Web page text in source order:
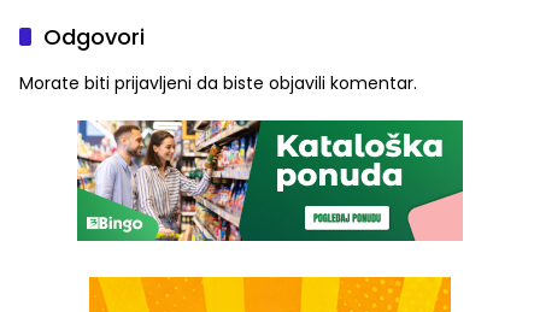
Odgovori
Morate biti prijavljeni da biste objavili komentar.